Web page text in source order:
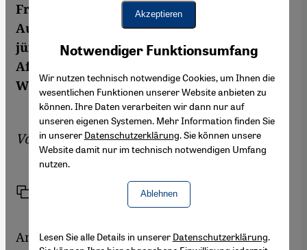
Friedensvertrag von 1997 schienen die
Auseinandersetzungen beendet. Doch die
jüngsten Gefechte an der Grenze zu
Afghanistan deuten auf ein
Wiederaufflammen des Bürgerkriegs.
VonMarcus Bensmann
Drucken
Am 24. Juli brach in Charog in der
Notwendiger Funktionsumfang
Wir nutzen technisch notwendige Cookies, um Ihnen die
wesentlichen Funktionen unserer Website anbieten zu
können. Ihre Daten verarbeiten wir dann nur auf
unseren eigenen Systemen. Mehr Information finden Sie
in unserer Datenschutzerklärung. Sie können unsere
Website damit nur im technisch notwendigen Umfang
nutzen.
Ablehnen
Google Maps Embed
Akzeptieren
Lesen Sie alle Details in unserer Datenschutzerklärung.